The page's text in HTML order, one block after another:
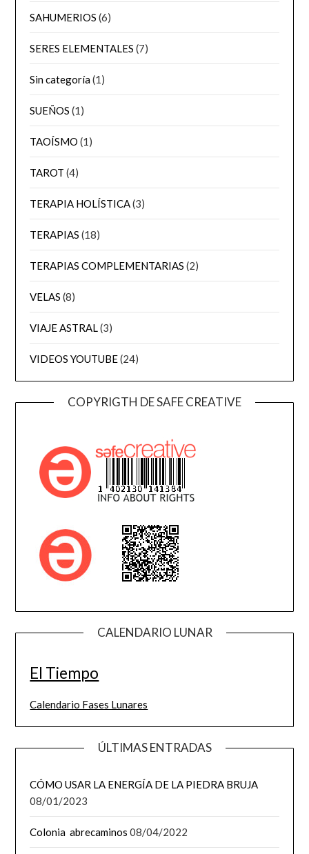
SAHUMERIOS (6)
SERES ELEMENTALES (7)
Sin categoría(1)
SUEÑOS (1)
TAOÍSMO (1)
TAROT (4)
TERAPIA HOLÍSTICA(3)
TERAPIAS (18)
TERAPIAS COMPLEMENTARIAS (2)
VELAS (8)
VIAJE ASTRAL(3)
VIDEOS YOUTUBE(24)
COPYRIGTH DE SAFE CREATIVE
CALENDARIO LUNAR
El Tiempo
Calendario Fases Lunares
ÚLTIMAS ENTRADAS
CÓMO USAR LA ENERGÍA DE LA PIEDRA BRUJA
08/01/2023
Colonia abrecaminos 08/04/2022